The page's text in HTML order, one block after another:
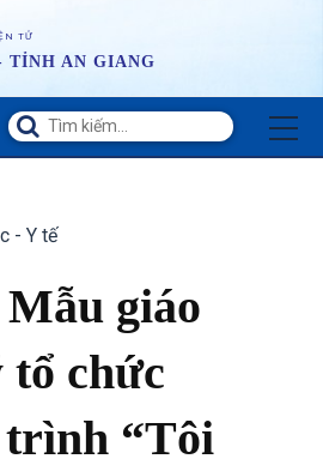
TỬ
TỈNH AN GIANG
- Y tế
giáo
chức
“Tôi